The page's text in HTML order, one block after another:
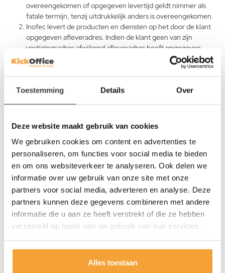
Toestemming Details Over
Deze website maakt gebruik van cookies
We gebruiken cookies om content en advertenties te
personaliseren, om functies voor social media te bieden
en om ons websiteverkeer te analyseren. Ook delen we
informatie over uw gebruik van onze site met onze
partners voor social media, adverteren en analyse. Deze
partners kunnen deze gegevens combineren met andere
informatie die u aan ze heeft verstrekt of die ze hebben
verzameld op basis van uw gebruik van hun services.
Alles toestaan
overeengekomen of opgegeven levertijd geldt nimmer als
fatale termijn, tenzij uitdrukkelijk anders is overeengekomen.
Inofec levert de producten en diensten op het door de klant
opgegeven afleveradres. Indien de klant geen van zijn
vestigingsadres afwijkend afleveradres heeft opgegeven,
levert Inofec op het vestigingsadres van de klant.
In geval is verkocht met aflevering op afroep, dient de klant
de afroep zodanig te laten plaatsvinden, dat binnen drie
maanden na tot totstandkoming van de overeenkomst alle
Indien de klant ter levering aangeboden producten of
diensten in ontvangst weigert te nemen, worden de
producten en diensten geacht afgeleverd te zijn en is de
klant de prijs vanaf dat moment aan Inofec verschuldigd,
alsmede is de klant verplicht de door Inofec ten gevolge van
de weigering geleden schade en extra kosten te vergoeden.
Inofec is gerechtigd tot deelleveringen.
↑ terug naar boven
Artikel 7 - Risico-overgang, inspectie
en eigendomsvoorbehoud